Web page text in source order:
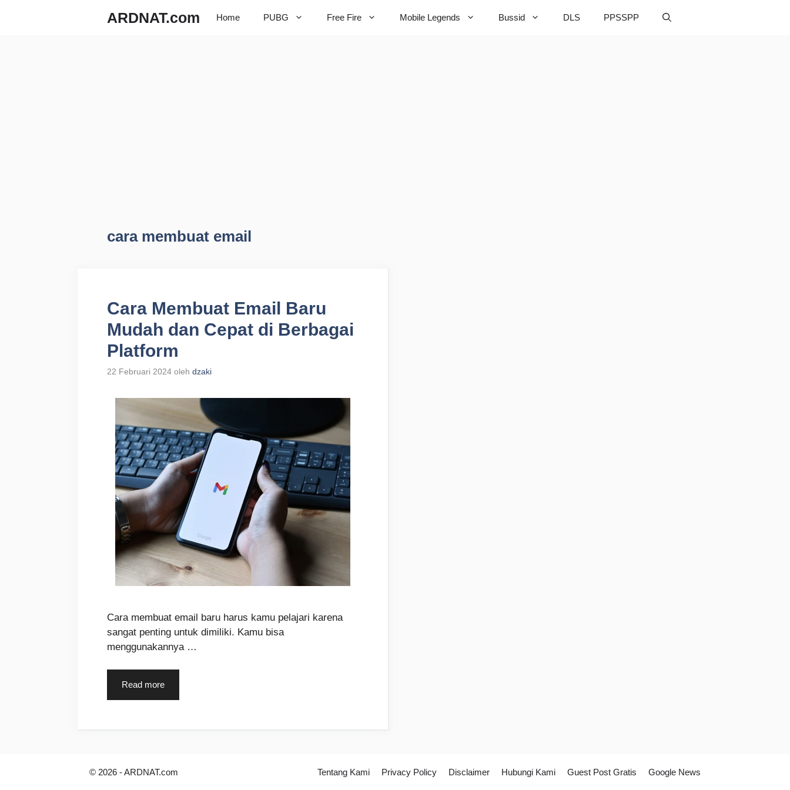
ARDNAT.com Home PUBG Free Fire Mobile Legends Bussid DLS PPSSPP
cara membuat email
Cara Membuat Email Baru
Mudah dan Cepat di Berbagai
Platform
22 Februari 2024 oleh dzaki
Cara membuat email baru harus kamu pelajari karena
sangat penting untuk dimiliki. Kamu bisa
menggunakannya …
Read more
Tentang Kami Privacy Policy Disclaimer Hubungi Kami Guest Post Gratis Google News
© 2026 -ARDNAT.com